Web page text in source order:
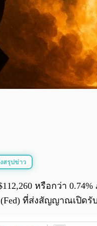
สรุปข่าว
หรือกว่า
ที่ส่งสัญญาณเปิดรั